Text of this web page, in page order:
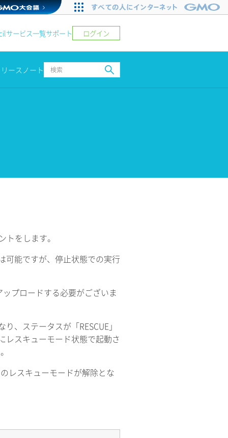
サービス一覧サポート ログイン
ースノート
をします。
可能ですが、停止状態での実行
プロードする必要がございま
、ステータスが「RESCUE」
レスキューモード状態で起動さ
レスキューモードが解除とな